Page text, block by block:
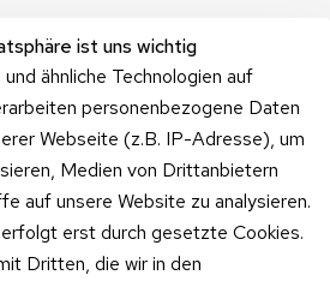
ist uns wichtig
ähnliche Technologien auf
personenbezogene Daten
Webseite (z.B. IP-Adresse), um
Medien von Drittanbietern
auf unsere Website zu analysieren.
erst durch gesetzte Cookies.
Dritten, die wir in den
Zum
Kontaktformu
lar